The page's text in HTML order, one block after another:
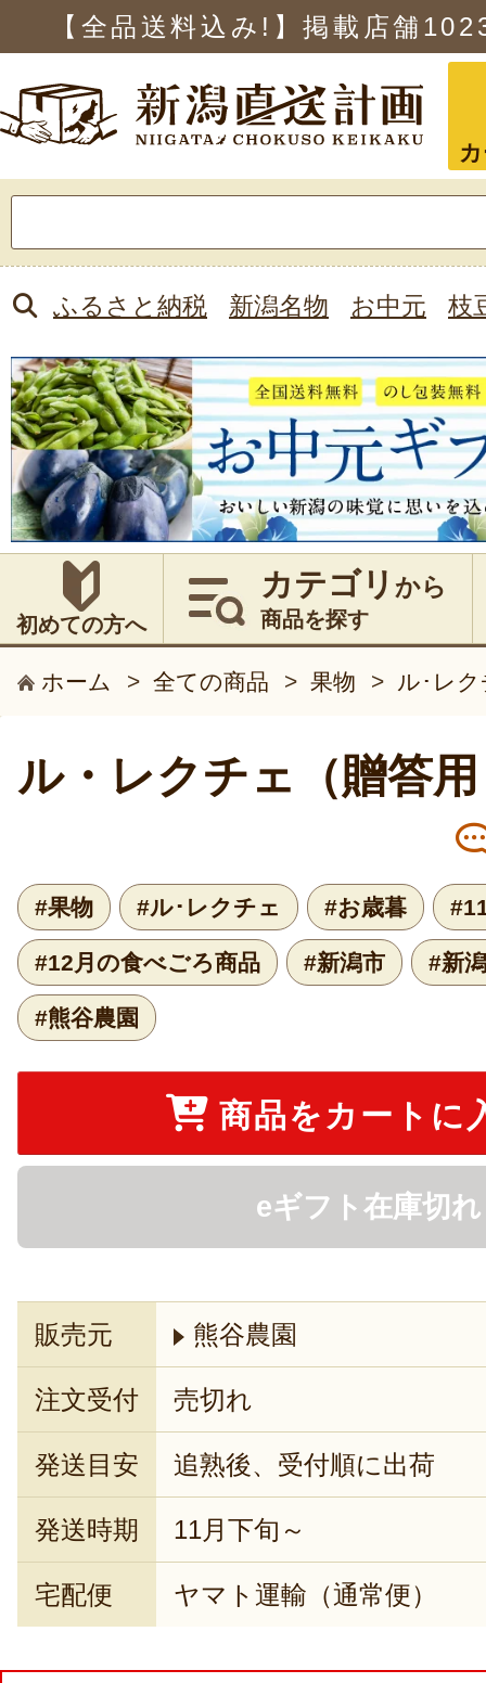
【全品送料込み!】掲載店舗
索:
ふるさと納税 新潟名物 お中元 枝
初めての方へ
カテゴリ から
商品を探す
ホーム > 全ての商品 > 果物 > ル･レ
ル・レクチェ（贈答
#果物 #ル･レクチェ #お歳暮
#12月の食べごろ商品 #新潟市 #新
#熊谷農園
商品をカートに
eギフト在庫切れ
販売元 熊谷農園
注文受付 売切れ
発送目安 追熟後、受付順に出荷
発送時期 11月下旬～
宅配便 ヤマト運輸（通常便）